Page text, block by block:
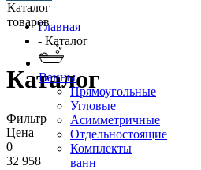
Каталог
товаров
Ванны
Прямоугольные
Угловые
Асимметричные
Отдельностоящие
Комплекты
ванн
Главная
- Каталог
Каталог
Фильтр
Цена
0
32 958